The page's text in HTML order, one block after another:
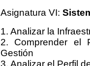
Asignatura VI:
1. Analizar la
2. Comprender el
Gestión
3. Analizar el Perfil